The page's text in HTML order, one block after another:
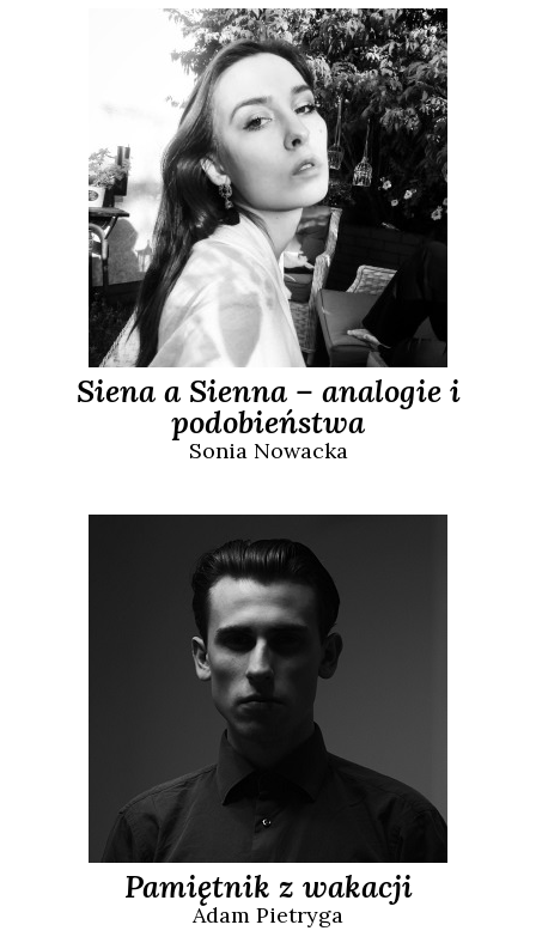
Siena a Sienna – analogie i
podobieństwa
Sonia Nowacka
Pamiętnik z wakacji
Adam Pietryga